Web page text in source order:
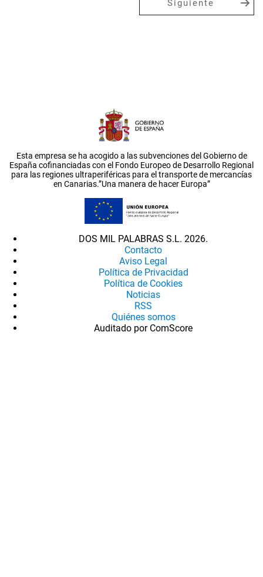
Siguiente
Esta empresa se ha acogido a las subvenciones del Gobierno de
España cofinanciadas con el Fondo Europeo de Desarrollo Regional
para las regiones ultraperiféricas para el transporte de mercancías
en Canarias.”Una manera de hacer Europa”
DOS MIL PALABRAS S.L. 2026.
Contacto
Aviso Legal
Política de Privacidad
Política de Cookies
Noticias
RSS
Quiénes somos
Auditado por ComScore